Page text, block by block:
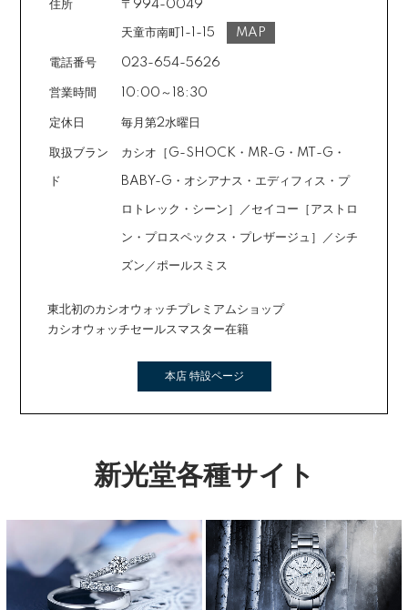
住所 〒994-0049
天童市南町1-1-15 MAP
電話番号 023-654-5626
営業時間 10:00～18:30
定休日 毎月第2水曜日
取扱ブラン
ド
カシオ［G-SHOCK・MR-G・MT-G・
BABY-G・オシアナス・エディフィス・プ
ロトレック・シーン］／セイコー［アストロ
ン・プロスペックス・プレザージュ］／シチ
ズン／ポールスミス
東北初のカシオウォッチプレミアムショップ
カシオウォッチセールスマスター在籍
本店 特設ページ
新光堂各種サイト